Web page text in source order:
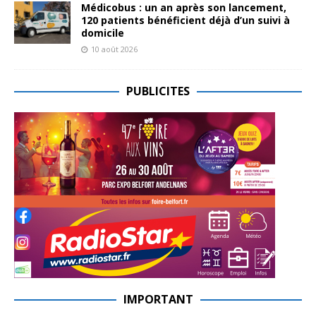
Médicobus : un an après son lancement,
120 patients bénéficient déjà d’un suivi à
domicile
10 août 2026
PUBLICITES
IMPORTANT